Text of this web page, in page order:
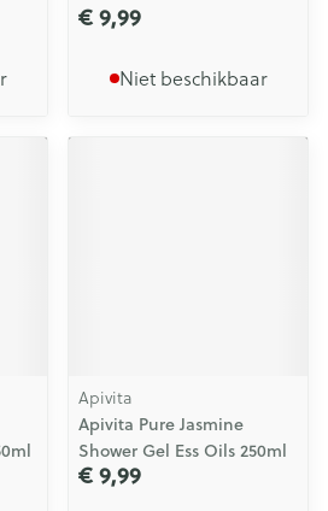
€ 9,99
Niet beschikbaar
Apivita
Apivita Pure Jasmine
Shower Gel Ess Oils 250ml
€ 9,99